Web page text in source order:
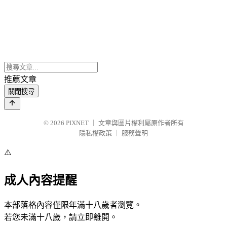
推薦文章
關閉搜尋
© 2026 PIXNET
文章與圖片權利屬原作者所有
隱私權政策
服務聲明
⚠️
成人內容提醒
本部落格內容僅限年滿十八歲者瀏覽。
若您未滿十八歲，請立即離開。